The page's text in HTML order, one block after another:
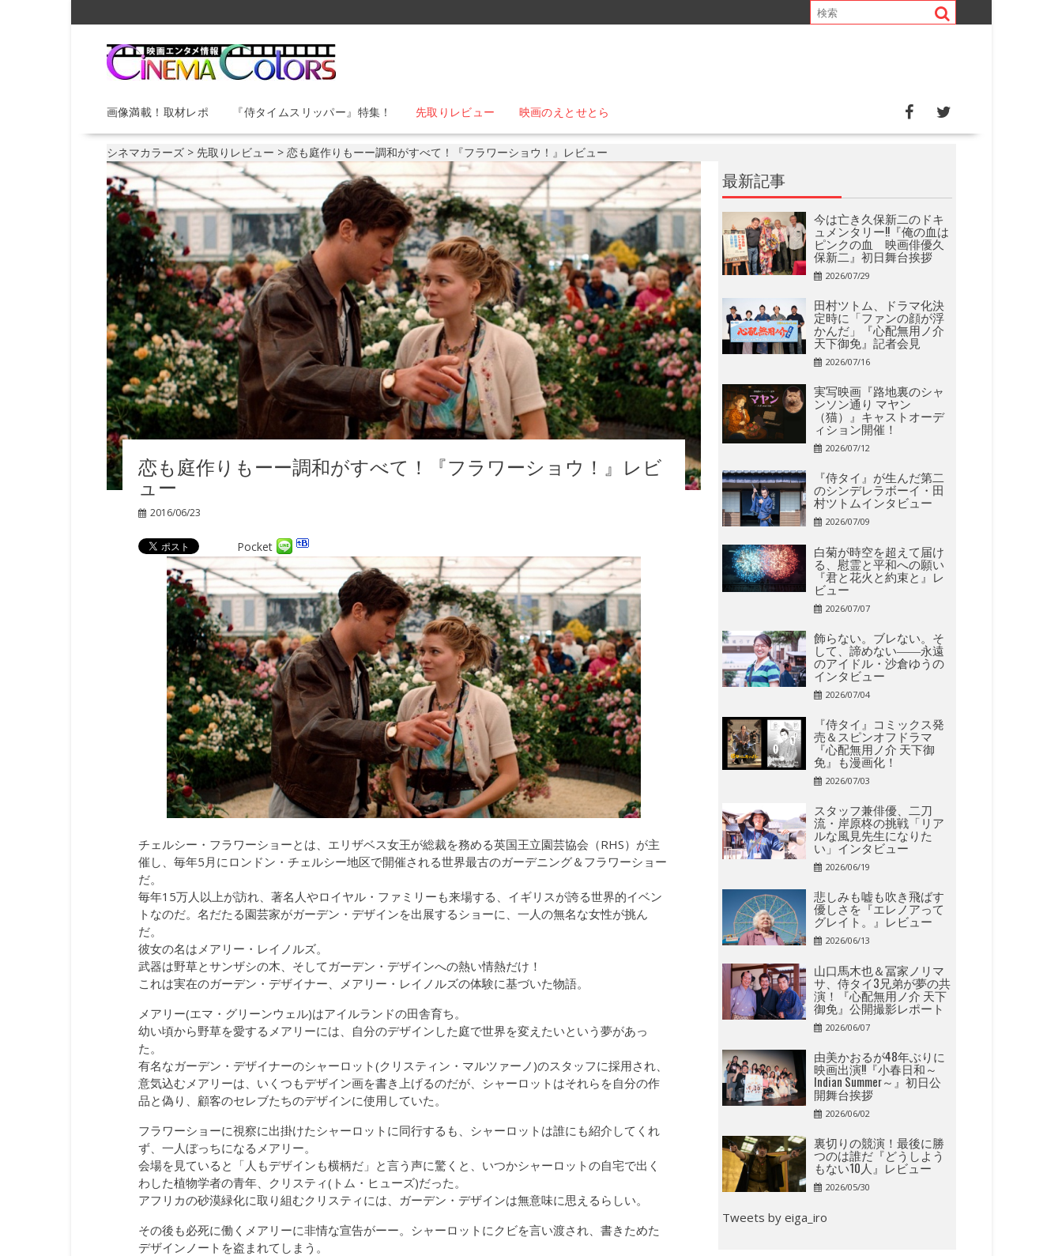
k
画像満載！取材レポ 『侍タイムスリッパー』特集！ 先取りレビュー 映画のえとせとら
シネマカラーズ> 先取りレビュー > 恋も庭作りもーー調和がすべて！『フラワーショウ！』レビュー
恋も庭作りもーー調和がすべて！『フラワーショウ！』レビ
ュー
2016/06/23
Pocket
チェルシー・フラワーショーとは、エリザベス女王が総裁を務める英国王立園芸協会（RHS）が主
催し、毎年5月にロンドン・チェルシー地区で開催される世界最古のガーデニング＆フラワーショー
だ。
毎年15万人以上が訪れ、著名人やロイヤル・ファミリーも来場する、イギリスが誇る世界的イベン
トなのだ。名だたる園芸家がガーデン・デザインを出展するショーに、一人の無名な女性が挑ん
だ。
彼女の名はメアリー・レイノルズ。
武器は野草とサンザシの木、そしてガーデン・デザインへの熱い情熱だけ！
これは実在のガーデン・デザイナー、メアリー・レイノルズの体験に基づいた物語。
メアリー(エマ・グリーンウェル)はアイルランドの田舎育ち。
幼い頃から野草を愛するメアリーには、自分のデザインした庭で世界を変えたいという夢があっ
た。
有名なガーデン・デザイナーのシャーロット(クリスティン・マルツァーノ)のスタッフに採用され、
意気込むメアリーは、いくつもデザイン画を書き上げるのだが、シャーロットはそれらを自分の作
品と偽り、顧客のセレブたちのデザインに使用していた。
フラワーショーに視察に出掛けたシャーロットに同行するも、シャーロットは誰にも紹介してくれ
ず、一人ぼっちになるメアリー。
会場を見ていると「人もデザインも横柄だ」と言う声に驚くと、いつかシャーロットの自宅で出く
わした植物学者の青年、クリスティ(トム・ヒューズ)だった。
アフリカの砂漠緑化に取り組むクリスティには、ガーデン・デザインは無意味に思えるらしい。
その後も必死に働くメアリーに非情な宣告がーー。シャーロットにクビを言い渡され、書きためた
デザインノートを盗まれてしまう。
最新記事
今は亡き久保新二のドキ
ュメンタリー!!『俺の血は
ピンクの血 映画俳優久
保新二』初日舞台挨拶
2026/07/29
田村ツトム、ドラマ化決
定時に「ファンの顔が浮
かんだ」『心配無用ノ介
天下御免』記者会見
2026/07/16
実写映画『路地裏のシャ
ンソン通り マヤン
（猫）』キャストオーデ
ィション開催！
2026/07/12
『侍タイ』が生んだ第二
のシンデレラボーイ・田
村ツトムインタビュー
2026/07/09
白菊が時空を超えて届け
る、慰霊と平和への願い
『君と花火と約束と』レ
ビュー
2026/07/07
飾らない。ブレない。そ
して、諦めない――永遠
のアイドル・沙倉ゆうの
インタビュー
2026/07/04
『侍タイ』コミックス発
売＆スピンオフドラマ
『心配無用ノ介 天下御
免』も漫画化！
2026/07/03
スタッフ兼俳優、二刀
流・岸原柊の挑戦「リア
ルな風見先生になりた
い」インタビュー
2026/06/19
悲しみも嘘も吹き飛ばす
優しさを『エレノアって
グレイト。』レビュー
2026/06/13
山口馬木也＆冨家ノリマ
サ、侍タイ3兄弟が夢の共
演！『心配無用ノ介 天下
御免』公開撮影レポート
2026/06/07
由美かおるが48年ぶりに
映画出演!!『小春日和～
Indian Summer～』初日公
開舞台挨拶
2026/06/02
裏切りの競演！最後に勝
つのは誰だ『どうしよう
もない10人』レビュー
2026/05/30
Tweets by eiga_iro